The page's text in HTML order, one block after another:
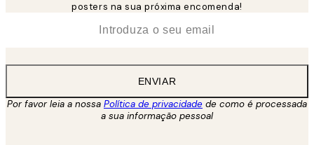
posters na sua próxima encomenda!
ENVIAR
Por favor leia a nossa Política de privacidade de como é processada
a sua informação pessoal